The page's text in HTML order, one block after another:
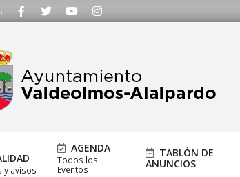
al 91 620 21 53 o escríbenos a ayuntamiento@alalpardo.org
y avisos
AGENDA
Todos los
Eventos
TABLÓN DE
ANUNCIOS